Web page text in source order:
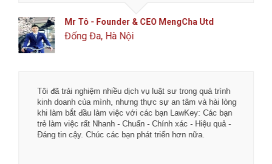
Mr Tô - Founder & CEO MengCha Utd
Đống Đa, Hà Nội
Tôi đã trải nghiệm nhiều dịch vụ luật sư trong quá trình
kinh doanh của mình, nhưng thực sự an tâm và hài lòng
khi làm bắt đầu làm việc với các bạn LawKey: Các bạn
trẻ làm việc rất Nhanh - Chuẩn - Chính xác - Hiệu quả -
Đáng tin cậy. Chúc các bạn phát triển hơn nữa.